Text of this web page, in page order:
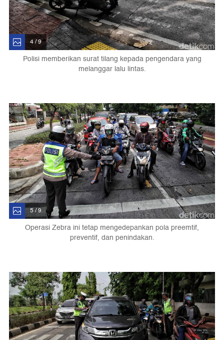
4 / 9
Polisi memberikan surat tilang kepada pengendara yang
melanggar lalu lintas.
5 / 9
Operasi Zebra ini tetap mengedepankan pola preemtif,
preventif, dan penindakan.